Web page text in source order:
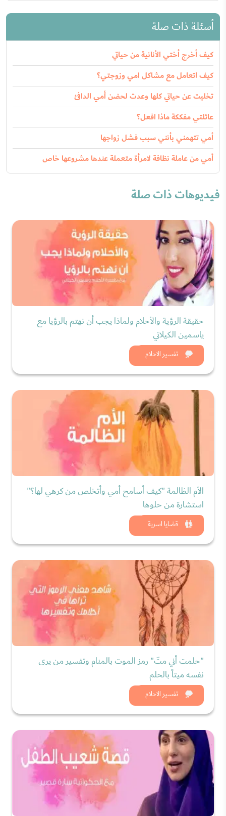
أسئلة ذات صلة
كيف أخرج أختي الأنانية من حياتي
كيف اتعامل مع مشاكل امي وزوجتي؟
تخليت عن حياتي كلها وعدت لحضن أمي الدافئ
عائلتي مفككة ماذا افعل؟
أمي تتهمني بأنني سبب فشل زواجها
أمي من عاملة نظافة لامرأة متعملة عندها مشروعها خاص
فيديوهات ذات صلة
تفسير الاحلام
حقيقة الرؤية والأحلام ولماذا يجب أن نهتم بالرؤيا مع
ياسمين الكيلاني
شاهد الان
قضايا اسرية
الأم الظالمة "كيف أسامح أمي وأتخلص من كرهي لها؟"
استشارة من حلوها
شاهد الان
تفسير الاحلام
"حلمت أني متّ" رمز الموت بالمنام وتفسير من يرى
نفسه ميتاً بالحلم
شاهد الان